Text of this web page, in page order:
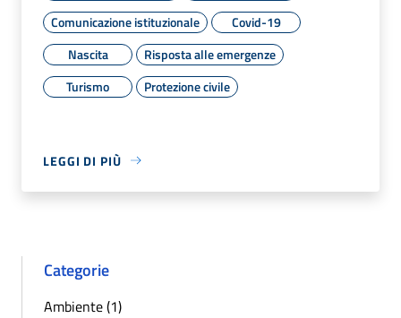
Comunicazione istituzionale
Covid-19
Nascita
Risposta alle emergenze
Turismo
Protezione civile
LEGGI DI PIÙ
Categorie
Ambiente (1)